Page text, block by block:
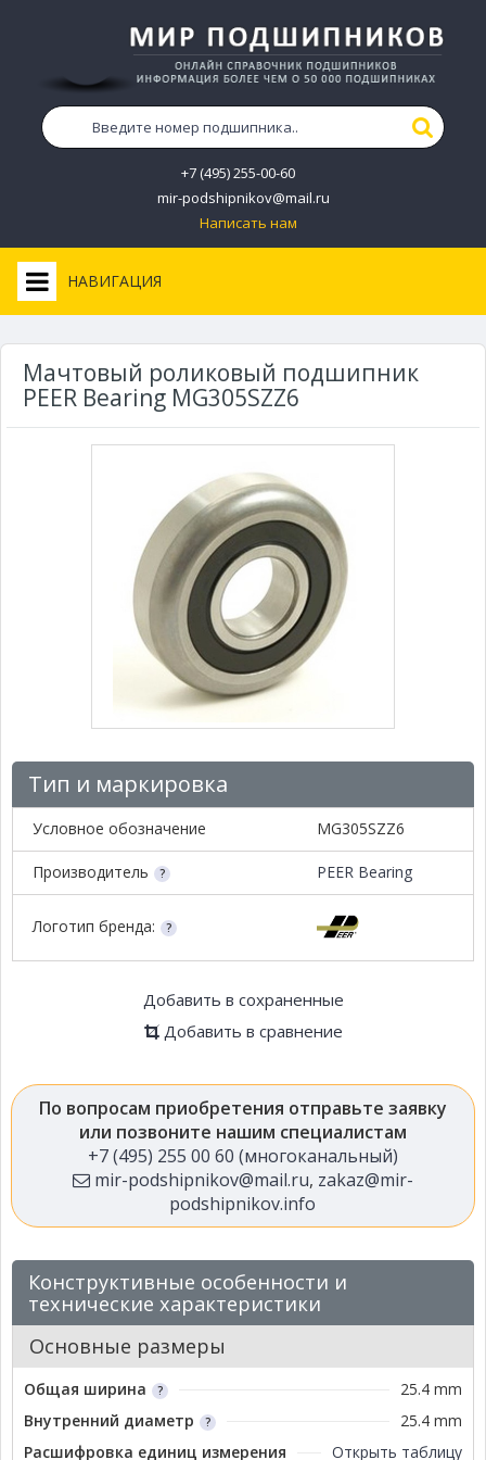
+7 (495) 255-00-60
mir-podshipnikov@mail.ru
Написать нам
НАВИГАЦИЯ
Мачтовый роликовый подшипник
PEER Bearing MG305SZZ6
Тип и маркировка
Условное обозначение MG305SZZ6
Производитель PEER Bearing
Логотип бренда:
Добавить в сохраненные
Добавить в сравнение
По вопросам приобретения отправьте заявку
или позвоните нашим специалистам
+7 (495) 255 00 60 (многоканальный)
mir-podshipnikov@mail.ru, zakaz@mir-
podshipnikov.info
Конструктивные особенности и
технические характеристики
Основные размеры
Общая ширина
25.4 mm
Внутренний диаметр
25.4 mm
Расшифровка единиц измерения
Открыть таблицу